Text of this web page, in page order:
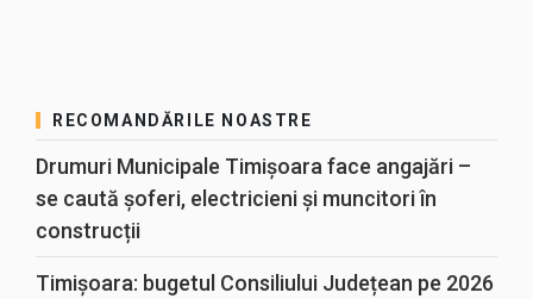
RECOMANDĂRILE NOASTRE
Drumuri Municipale Timișoara face angajări –
se caută șoferi, electricieni și muncitori în
construcții
Timișoara: bugetul Consiliului Județean pe 2026